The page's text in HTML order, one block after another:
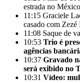
estrada no México
11:15 Graciele
casado com
11:08 Saque de
10:53 Trio é
agências
10:37 Gravado
será exibido no
10:31 Vídeo: